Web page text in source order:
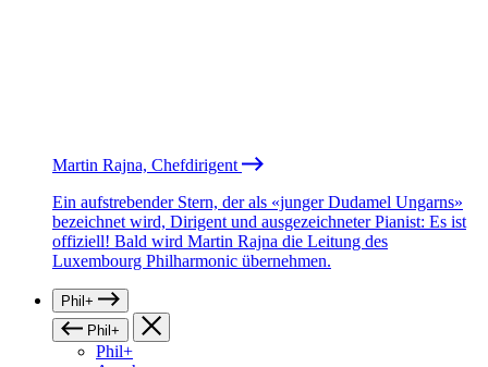
Martin Rajna, Chefdirigent
Ein aufstrebender Stern, der als «junger Dudamel Ungarns»
bezeichnet wird, Dirigent und ausgezeichneter Pianist: Es ist
offiziell! Bald wird Martin Rajna die Leitung des
Luxembourg Philharmonic übernehmen.
Phil+
Phil+
Phil+